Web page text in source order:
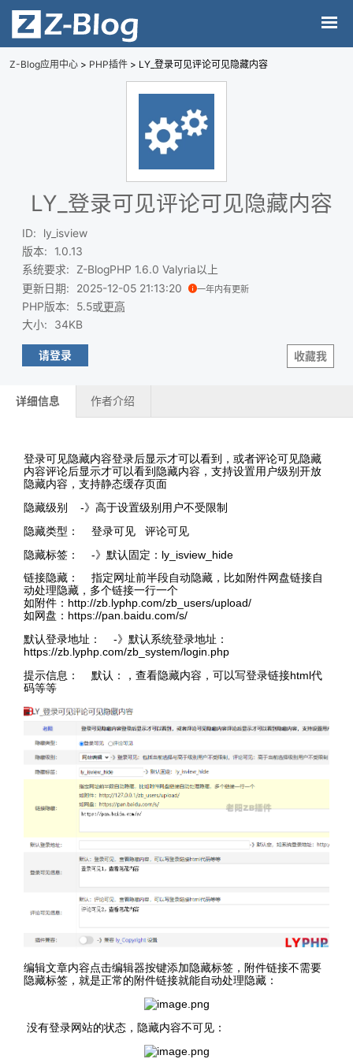
Z-Blog应用中心 > PHP插件 > LY_登录可见评论可见隐藏内容
LY_登录可见评论可见隐藏内容
ID:
ly_isview
版本:
1.0.13
系统要求:
Z-BlogPHP 1.6.0 Valyria以上
更新日期: 2025-12-05 21:13:20 一年内有更新
PHP版本: 5.5或更高
大小: 34KB
收藏我
请登录
详细信息 作者介绍
登录可见隐藏内容登录后显示才可以看到，或者评论可见隐藏
内容评论后显示才可以看到隐藏内容，支持设置用户级别开放
隐藏内容，支持静态缓存页面
隐藏级别 -》高于设置级别用户不受限制
隐藏类型： 登录可见 评论可见
隐藏标签： -》默认固定：ly_isview_hide
链接隐藏： 指定网址前半段自动隐藏，比如附件网盘链接自
动处理隐藏，多个链接一行一个
如附件：http://zb.lyphp.com/zb_users/upload/
如网盘：https://pan.baidu.com/s/
默认登录地址： -》默认系统登录地址：
https://zb.lyphp.com/zb_system/login.php
提示信息： 默认：，查看隐藏内容，可以写登录链接html代
码等等
编辑文章内容点击编辑器按键添加隐藏标签，附件链接不需要
隐藏标签，就是正常的附件链接就能自动处理隐藏：
没有登录网站的状态，隐藏内容不可见：